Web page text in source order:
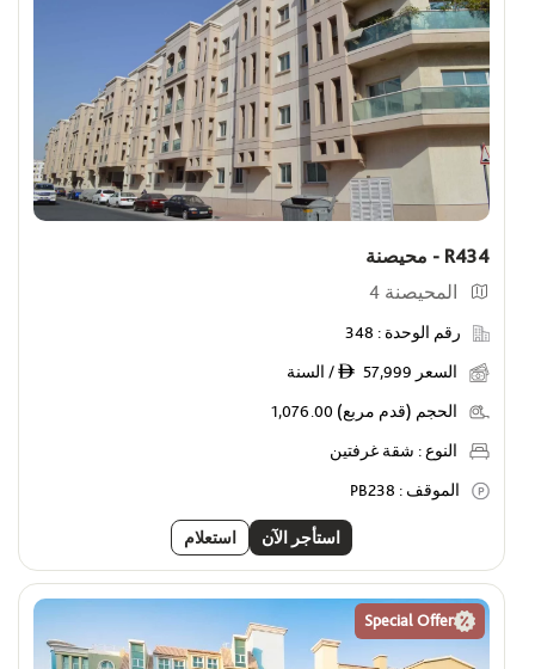
R434 - محيصنة
المحيصنة 4
رقم الوحدة : 348
السعر ê 57,999 / السنة
الحجم (قدم مربع) 1,076.00
النوع : شقة غرفتين
الموقف : PB238
استأجر الآن استعلام
Special Offer